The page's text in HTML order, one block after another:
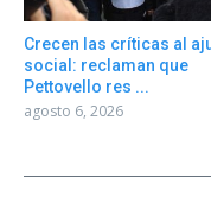
Crecen las críticas al
social: reclaman que
Pettovello res ...
agosto 6, 2026